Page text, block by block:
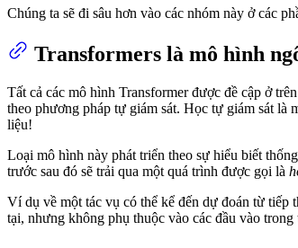
Chúng ta sẽ đi sâu hơn vào các nhóm này ở các
Transformers là mô hình
Tất cả các mô hình Transformer được đề cập ở
theo phương pháp tự giám sát. Học tự giám sát
liệu!
Loại mô hình này phát triển theo sự hiểu biết
trước sau đó sẽ trải qua một quá trình được gọi là
Ví dụ về một tác vụ có thể kể đến dự đoán từ tiếp
tại, nhưng không phụ thuộc vào các đầu vào trong